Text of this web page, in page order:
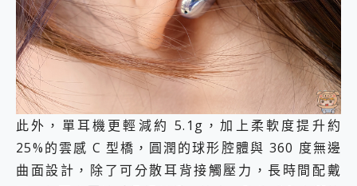
此外，單耳機更輕減約 5.1g，加上柔軟度提升約
25%的雲感 C 型橋，圓潤的球形腔體與 360 度無邊
曲面設計，除了可分散耳背接觸壓力，長時間配戴